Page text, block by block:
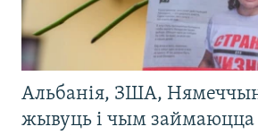
Альбанія, ЗША,
жывуць і чым займаюцца